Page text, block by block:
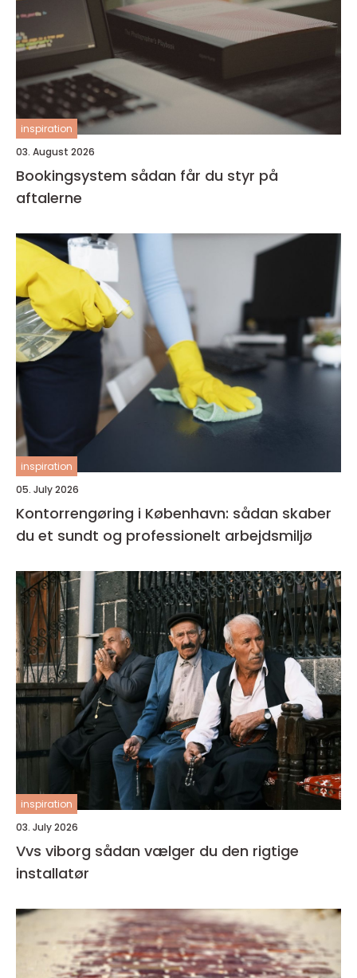
inspiration
03. August 2026
Bookingsystem sådan får du styr på
aftalerne
inspiration
05. July 2026
Kontorrengøring i København: sådan skaber
du et sundt og professionelt arbejdsmiljø
inspiration
03. July 2026
Vvs viborg sådan vælger du den rigtige
installatør